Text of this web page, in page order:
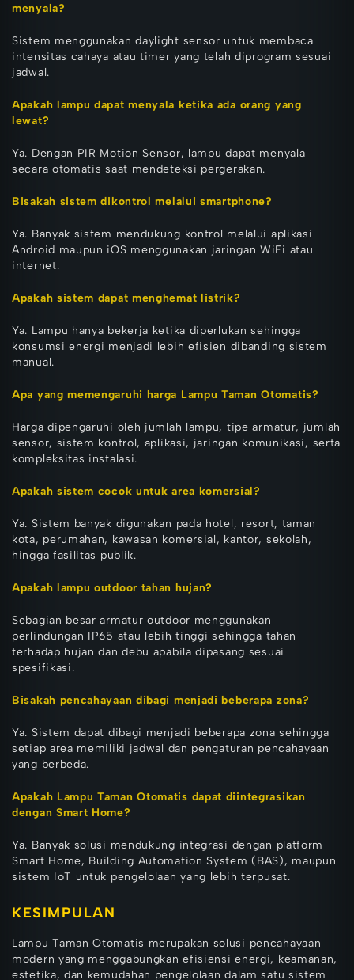
menyala?
Sistem menggunakan daylight sensor untuk membaca
intensitas cahaya atau timer yang telah diprogram sesuai
jadwal.
Apakah lampu dapat menyala ketika ada orang yang
lewat?
Ya. Dengan PIR Motion Sensor, lampu dapat menyala
secara otomatis saat mendeteksi pergerakan.
Bisakah sistem dikontrol melalui smartphone?
Ya. Banyak sistem mendukung kontrol melalui aplikasi
Android maupun iOS menggunakan jaringan WiFi atau
internet.
Apakah sistem dapat menghemat listrik?
Ya. Lampu hanya bekerja ketika diperlukan sehingga
konsumsi energi menjadi lebih efisien dibanding sistem
manual.
Apa yang memengaruhi harga Lampu Taman Otomatis?
Harga dipengaruhi oleh jumlah lampu, tipe armatur, jumlah
sensor, sistem kontrol, aplikasi, jaringan komunikasi, serta
kompleksitas instalasi.
Apakah sistem cocok untuk area komersial?
Ya. Sistem banyak digunakan pada hotel, resort, taman
kota, perumahan, kawasan komersial, kantor, sekolah,
hingga fasilitas publik.
Apakah lampu outdoor tahan hujan?
Sebagian besar armatur outdoor menggunakan
perlindungan IP65 atau lebih tinggi sehingga tahan
terhadap hujan dan debu apabila dipasang sesuai
spesifikasi.
Bisakah pencahayaan dibagi menjadi beberapa zona?
Ya. Sistem dapat dibagi menjadi beberapa zona sehingga
setiap area memiliki jadwal dan pengaturan pencahayaan
yang berbeda.
Apakah Lampu Taman Otomatis dapat diintegrasikan
dengan Smart Home?
Ya. Banyak solusi mendukung integrasi dengan platform
Smart Home, Building Automation System (BAS), maupun
sistem IoT untuk pengelolaan yang lebih terpusat.
KESIMPULAN
Lampu Taman Otomatis merupakan solusi pencahayaan
modern yang menggabungkan efisiensi energi, keamanan,
estetika, dan kemudahan pengelolaan dalam satu sistem